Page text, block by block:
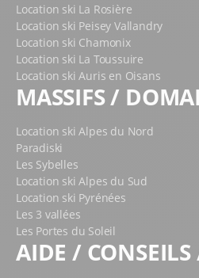
Location ski La Rosière
Location ski Peisey Vallandry
Location ski Chamonix
Location ski La Toussuire
Location ski Auris en Oisans
MASSIFS /
Location ski Alpes du Nord
Paradiski
Les Sybelles
Location ski Alpes du Sud
Location ski Pyrénées
Les 3 vallées
Les Portes du Soleil
AIDE /